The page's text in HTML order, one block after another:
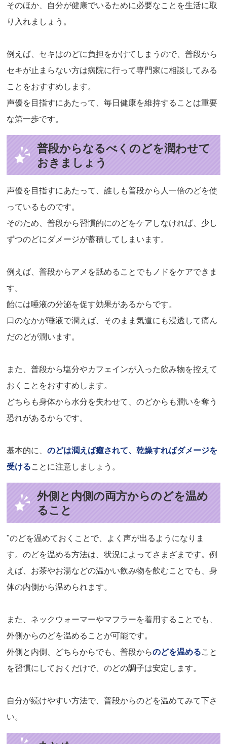
そのほか、自分が健康でいるために必要なことを生活に取
り入れましょう。
例えば、セキはのどに負担をかけてしまうので、普段から
セキが止まらない方は病院に行って専門家に相談してみる
ことをおすすめします。
声優を目指すにあたって、毎日健康を維持することは重要
な第一歩です。
普段からなるべくのどを潤わせて
おきましょう
声優を目指すにあたって、誰しも普段から人一倍のどを使
っているものです。
そのため、普段から習慣的にのどをケアしなければ、少し
ずつのどにダメージが蓄積してしまいます。
例えば、普段からアメを舐めることでもノドをケアできま
す。
飴には唾液の分泌を促す効果があるからです。
口のなかが唾液で潤えば、そのまま気道にも浸透して痛ん
だのどが潤います。
また、普段から塩分やカフェインが入った飲み物を控えて
おくことをおすすめします。
どちらも身体から水分を失わせて、のどからも潤いを奪う
恐れがあるからです。
基本的に、のどは潤えば癒されて、乾燥すればダメージを
受けることに注意しましょう。
外側と内側の両方からのどを温め
ること
"のどを温めておくことで、よく声が出るようになりま
す。のどを温める方法は、状況によってさまざまです。例
えば、お茶やお湯などの温かい飲み物を飲むことでも、身
体の内側から温められます。
また、ネックウォーマーやマフラーを着用することでも、
外側からのどを温めることが可能です。
外側と内側、どちらからでも、普段からのどを温めること
を習慣にしておくだけで、のどの調子は安定します。
自分が続けやすい方法で、普段からのどを温めてみて下さ
い。